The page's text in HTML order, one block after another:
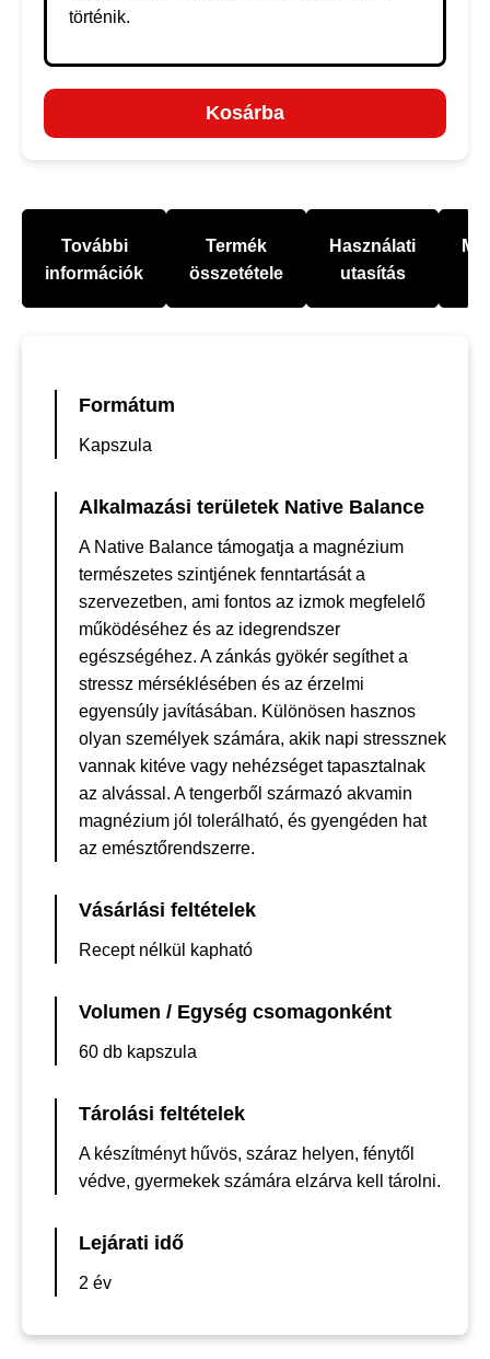
történik.
Kosárba
További
információk
Termék
összetétele
Használati
utasítás
Formátum
Kapszula
Alkalmazási területek Native Balance
A Native Balance támogatja a magnézium
természetes szintjének fenntartását a
szervezetben, ami fontos az izmok megfelelő
működéséhez és az idegrendszer
egészségéhez. A zánkás gyökér segíthet a
stressz mérséklésében és az érzelmi
egyensúly javításában. Különösen hasznos
olyan személyek számára, akik napi stressznek
vannak kitéve vagy nehézséget tapasztalnak
az alvással. A tengerből származó akvamin
magnézium jól tolerálható, és gyengéden hat
az emésztőrendszerre.
Vásárlási feltételek
Recept nélkül kapható
Volumen / Egység csomagonként
60 db kapszula
Tárolási feltételek
A készítményt hűvös, száraz helyen, fénytől
védve, gyermekek számára elzárva kell tárolni.
Lejárati idő
2 év